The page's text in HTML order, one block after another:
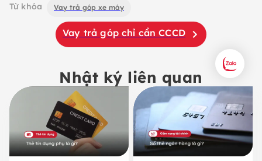
Từ khóa Vay trả góp xe máy
Vay trả góp chỉ cần CCCD
Nhật ký liên quan